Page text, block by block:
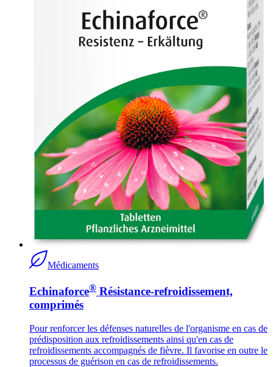
Médicaments
Echinaforce® Résistance-refroidissement,
comprimés
Pour renforcer les défenses naturelles de l'organisme en cas de
prédisposition aux refroidissements ainsi qu'en cas de
refroidissements accompagnés de fièvre. Il favorise en outre le
processus de guérison en cas de refroidissements.